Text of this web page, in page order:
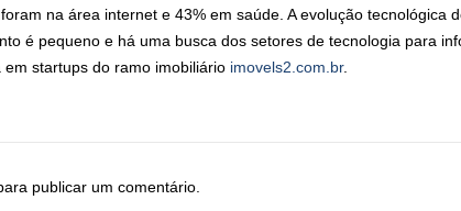
na área internet e 43% em saúde. A evolução tecnológica
é pequeno e há uma busca dos setores de tecnologia para
startups do ramo imobiliário imovels2.com. br.
publicar um comentário.